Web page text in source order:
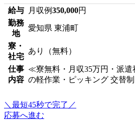
給与 月収例350,000円
勤務
地
愛知県 東浦町
寮・
社宅
あり（無料）
仕事
内容
≪寮無料・月収35万円・派
の軽作業・ピッキング 交替制
＼最短45秒で完了／
応募へ進む